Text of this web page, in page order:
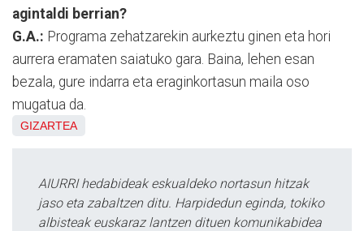
agintaldi berrian?
G.A.: Programa zehatzarekin aurkeztu ginen eta hori
aurrera eramaten saiatuko gara. Baina, lehen esan
bezala, gure indarra eta eraginkortasun maila oso
mugatua da.
GIZARTEA
AIURRI hedabideak eskualdeko nortasun hitzak
jaso eta zabaltzen ditu. Harpidedun eginda, tokiko
albisteak euskaraz lantzen dituen komunikabidea